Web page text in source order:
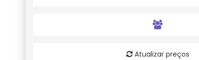
Atualizar preços